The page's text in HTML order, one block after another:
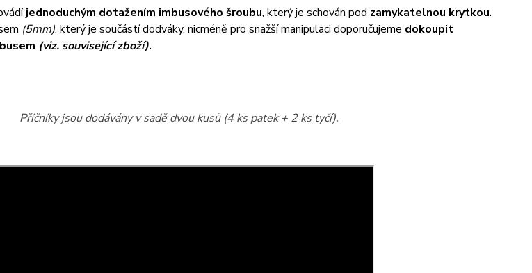
jednoduchým dotažením imbusového šroubu, který je schován pod zamykatelnou krytkou.
(5mm), který je součástí dodváky, nicméně pro snažší manipulaci doporučujeme dokoupit
(viz. související zboží).
Příčníky jsou dodávány v sadě dvou kusů (4 ks patek + 2 ks tyčí).